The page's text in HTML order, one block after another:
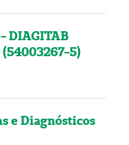
DIAGITAB
(54003267-5)
e Diagnósticos